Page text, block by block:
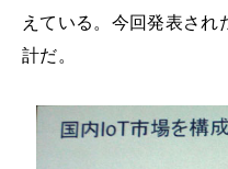
えている。今回発表され
計だ。